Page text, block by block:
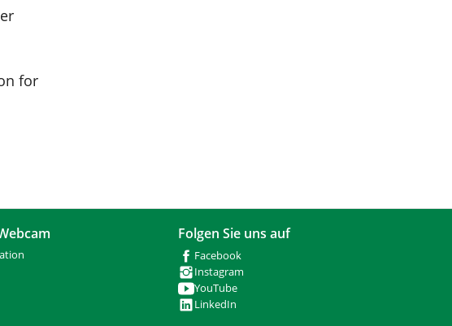
for
Folgen Sie uns auf
Facebook
Instagram
YouTube
LinkedIn